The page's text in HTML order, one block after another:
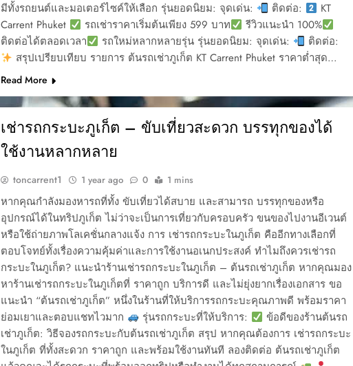
มีทั้งรถยนต์และมอเตอร์ไซค์ให้เลือก รุ่นยอดนิยม: จุดเด่น:
ติดต่อ:
KT
Carrent Phuket
รถเช่าราคาเริ่มต้นเพียง 599 บาท
รีวิวแนะนำ 100%
ติดต่อได้ตลอดเวลา
รถใหม่หลากหลายรุ่น รุ่นยอดนิยม: จุดเด่น:
ติดต่อ:
สรุปเปรียบเทียบ รายการ ต้นรถเช่าภูเก็ต KT Carrent Phuket ราคาต่ำสุด…
Read More
เช่ารถกระบะภูเก็ต – ขับเที่ยวสะดวก บรรทุกของได้
ใช้งานหลากหลาย
toncarrent1 1 year ago 0 1 mins
หากคุณกำลังมองหารถที่ทั้ง ขับเที่ยวได้สบาย และสามารถ บรรทุกของหรือ
อุปกรณ์ได้ในทริปภูเก็ต ไม่ว่าจะเป็นการเที่ยวกับครอบครัว ขนของไปงานอีเวนต์
หรือใช้ถ่ายภาพโลเคชั่นกลางแจ้ง การ เช่ารถกระบะในภูเก็ต คืออีกทางเลือกที่
ตอบโจทย์ทั้งเรื่องความคุ้มค่าและการใช้งานอเนกประสงค์ ทำไมถึงควรเช่ารถ
กระบะในภูเก็ต? แนะนำร้านเช่ารถกระบะในภูเก็ต – ต้นรถเช่าภูเก็ต หากคุณมอง
หาร้านเช่ารถกระบะในภูเก็ตที่ ราคาถูก บริการดี และไม่ยุ่งยากเรื่องเอกสาร ขอ
แนะนำ “ต้นรถเช่าภูเก็ต” หนึ่งในร้านที่ให้บริการรถกระบะคุณภาพดี พร้อมราคา
ย่อมเยาและตอบแชทไวมาก
รุ่นรถกระบะที่ให้บริการ:
ข้อดีของร้านต้นรถ
เช่าภูเก็ต: วิธีจองรถกระบะกับต้นรถเช่าภูเก็ต สรุป หากคุณต้องการ เช่ารถกระบะ
ในภูเก็ต ที่ทั้งสะดวก ราคาถูก และพร้อมใช้งานทันที ลองติดต่อ ต้นรถเช่าภูเก็ต